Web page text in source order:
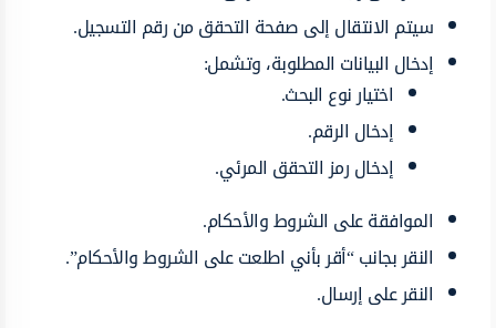
سيتم الانتقال إلى صفحة التحقق من رقم التسجيل.
إدخال البيانات المطلوبة، وتشمل:
اختيار نوع البحث.
إدخال الرقم.
إدخال رمز التحقق المرئي.
الموافقة على الشروط والأحكام.
النقر بجانب “أقر بأني اطلعت على الشروط والأحكام”.
النقر على إرسال.